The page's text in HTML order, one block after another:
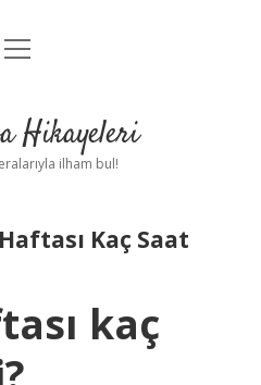
Uyarı
menüyü
Hikayeleri
ilham bul!
Kaç Saat
kaç